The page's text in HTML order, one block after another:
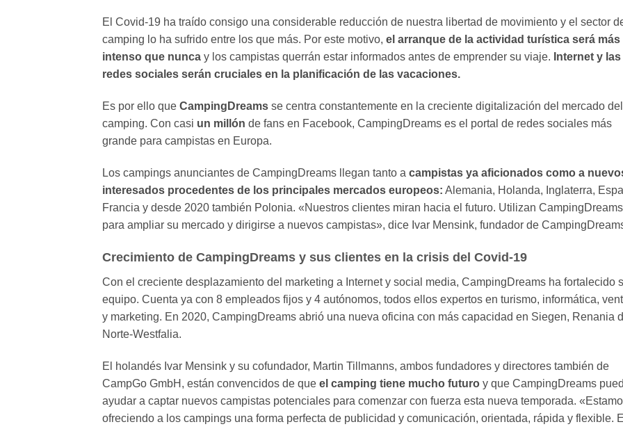
El Covid-19 ha traído consigo una considerable reducción de nuestra libertad de movimiento y el sector
camping lo ha sufrido entre los que más. Por este motivo, el arranque de la actividad turística será más
intenso que nunca y los campistas querrán estar informados antes de emprender su viaje. Internet y las
redes sociales serán cruciales en la planificación de las vacaciones.
Es por ello que CampingDreams se centra constantemente en la creciente digitalización del mercado del
camping. Con casi un millón de fans en Facebook, CampingDreams es el portal de redes sociales más
grande para campistas en Europa.
Los campings anunciantes de CampingDreams llegan tanto a campistas ya aficionados como a
interesados procedentes ​​de los principales mercados europeos: Alemania, Holanda, Inglaterra,
Francia y desde 2020 también Polonia. «Nuestros clientes miran hacia el futuro. Utilizan CampingDreams
para ampliar su mercado y dirigirse a nuevos campistas», dice Ivar Mensink, fundador de
Crecimiento de CampingDreams y sus clientes en la crisis del Covid-19
Con el creciente desplazamiento del marketing a Internet y social media, CampingDreams ha fortalecido
equipo. Cuenta ya con 8 empleados fijos y 4 autónomos, todos ellos expertos en turismo, informática,
y marketing. En 2020, CampingDreams abrió una nueva oficina con más capacidad en Siegen, Renania
Norte-Westfalia.
El holandés Ivar Mensink y su cofundador, Martin Tillmanns, ambos fundadores y directores también de
CampGo GmbH, están convencidos de que el camping tiene mucho futuro y que CampingDreams
ayudar a captar nuevos campistas potenciales para comenzar con fuerza esta nueva temporada.
ofreciendo a los campings una forma perfecta de publicidad y comunicación, orientada, rápida y flexible.